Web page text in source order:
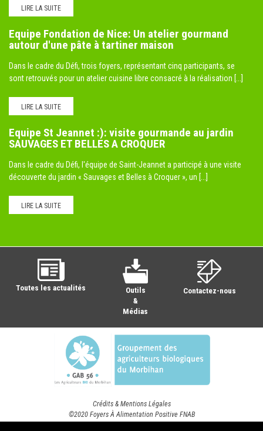
LIRE LA SUITE
Equipe Fondation de Nice: Un atelier gourmand
autour d'une pâte à tartiner maison
Dans le cadre du Défi, trois foyers, représentant cinq participants, se
sont retrouvés pour un atelier cuisine libre consacré à la réalisation [...]
LIRE LA SUITE
Equipe St Jeannet :): visite gourmande au jardin
SAUVAGES ET BELLES A CROQUER
Dans le cadre du Défi, l'équipe de Saint-Jeannet a participé à une visite
découverte du jardin « Sauvages et Belles à Croquer », un [...]
LIRE LA SUITE
Toutes les actualités
Outils
&
Médias
Contactez-nous
Crédits & Mentions Légales
©2020 Foyers À Alimentation Positive FNAB